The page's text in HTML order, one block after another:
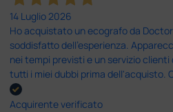
14 Luglio 2026
Ho acquistato un ecografo da
soddisfatto dell'esperienza.
nei tempi previsti e un servizio
tutti i miei dubbi prima dell'acquisto.
Acquirente verificato